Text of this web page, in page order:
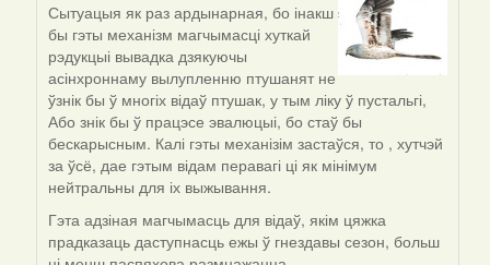
In
reply
to
by
Alla
Geurten
Сытуацыя як раз ардынарная, бо інакш
бы гэты механізм магчымасці хуткай
рэдукцыі вывадка дзякуючы
асінхроннаму вылупленню птушанят не
ўзнік бы ў многіх відаў птушак, у тым ліку ў пустальгі,
Або знік бы ў працэсе эвалюцыі, бо стаў бы
бескарысным. Калі гэты механізім застаўся, то , хутчэй
за ўсё, дае гэтым відам перавагі ці як мінімум
нейтральны для іх выжывання.
Гэта адзіная магчымасць для відаў, якім цяжка
прадказаць даступнасць ежы ў гнездавы сезон, больш